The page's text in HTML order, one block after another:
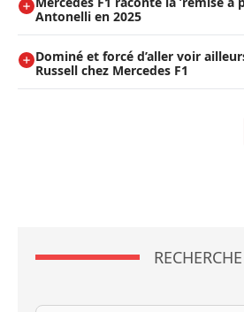
Antonelli en 2025
Dominé et forcé d’aller voir
Russell chez Mercedes F1
RECHERCHE